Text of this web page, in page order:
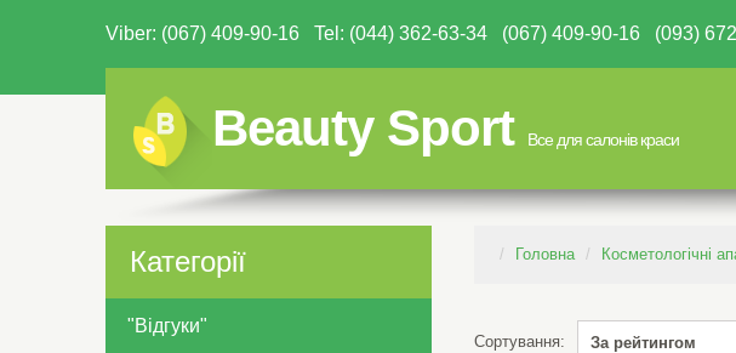
Viber: (067) 409-90-16 Tel: (044) 362-63-34 (067) 409-90-16 (093)
Beauty Sport Все для салонів краси
Категорії
"Відгуки"
Головна Косметологічні
Сортування: За рейтингом